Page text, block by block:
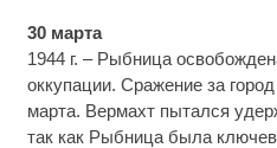
30 марта
1944 г. – Рыбница
оккупации. Сражение за
марта. Вермахт пытался
так как Рыбница была